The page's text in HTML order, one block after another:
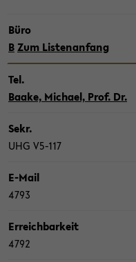
Büro
BZum Lis­ten­an­fang
Tel.
Baake, Mi­cha­el, Prof. Dr.
Sekr.
UHG V5-​117
E-​Mail
4793
Er­reich­bar­keit
4792